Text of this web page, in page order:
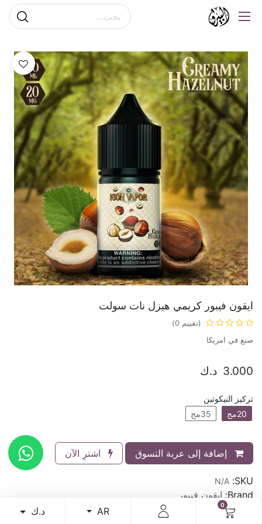
0
AR د.ك
ايقون فيبور كريمي هيزل نات سولت
(تقييم 0)
صنع في امريكا
3.000 د.ك
تركيز النيكوتين
20مج
35مج
إضافة إلى عربة التسوق اشترِ الآن
SKU:
N/A
Brand: ايقون فيبور